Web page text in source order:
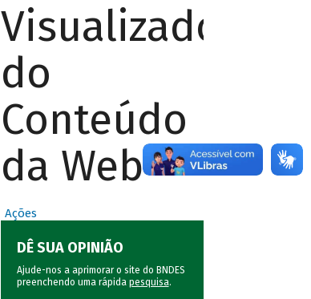
Visualizador
do
Conteúdo
da Web
Ações
DÊ SUA OPINIÃO
Ajude-nos a aprimorar o site do BNDES
preenchendo uma rápida pesquisa.